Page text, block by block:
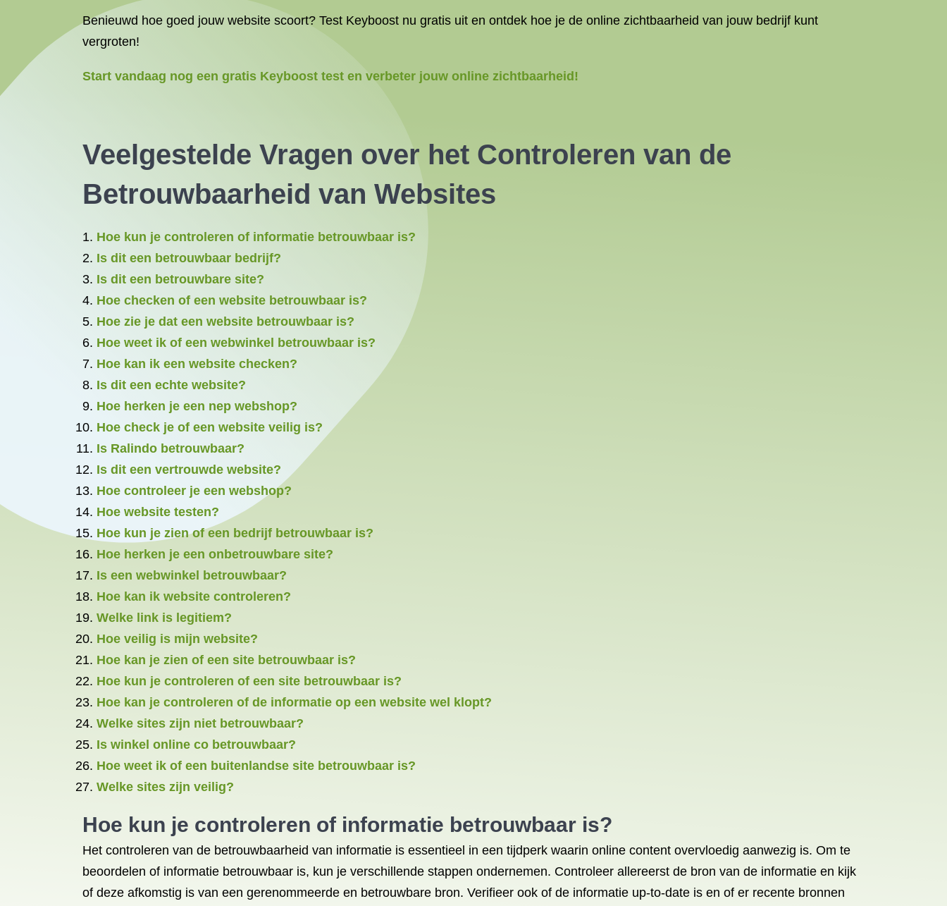
Benieuwd hoe goed jouw website scoort? Test Keyboost nu gratis uit en ontdek hoe je de online zichtbaarheid van jouw bedrijf kunt
vergroten!
Start vandaag nog een gratis Keyboost test en verbeter jouw online zichtbaarheid!
Veelgestelde Vragen over het Controleren van de
Betrouwbaarheid van Websites
Hoe kun je controleren of informatie betrouwbaar is?
Is dit een betrouwbaar bedrijf?
Is dit een betrouwbare site?
Hoe checken of een website betrouwbaar is?
Hoe zie je dat een website betrouwbaar is?
Hoe weet ik of een webwinkel betrouwbaar is?
Hoe kan ik een website checken?
Is dit een echte website?
Hoe herken je een nep webshop?
Hoe check je of een website veilig is?
Is Ralindo betrouwbaar?
Is dit een vertrouwde website?
Hoe controleer je een webshop?
Hoe website testen?
Hoe kun je zien of een bedrijf betrouwbaar is?
Hoe herken je een onbetrouwbare site?
Is een webwinkel betrouwbaar?
Hoe kan ik website controleren?
Welke link is legitiem?
Hoe veilig is mijn website?
Hoe kan je zien of een site betrouwbaar is?
Hoe kun je controleren of een site betrouwbaar is?
Hoe kan je controleren of de informatie op een website wel klopt?
Welke sites zijn niet betrouwbaar?
Is winkel online co betrouwbaar?
Hoe weet ik of een buitenlandse site betrouwbaar is?
Welke sites zijn veilig?
Hoe kun je controleren of informatie betrouwbaar is?
Het controleren van de betrouwbaarheid van informatie is essentieel in een tijdperk waarin online content overvloedig aanwezig is. Om te
beoordelen of informatie betrouwbaar is, kun je verschillende stappen ondernemen. Controleer allereerst de bron van de informatie en kijk
of deze afkomstig is van een gerenommeerde en betrouwbare bron. Verifieer ook of de informatie up-to-date is en of er recente bronnen